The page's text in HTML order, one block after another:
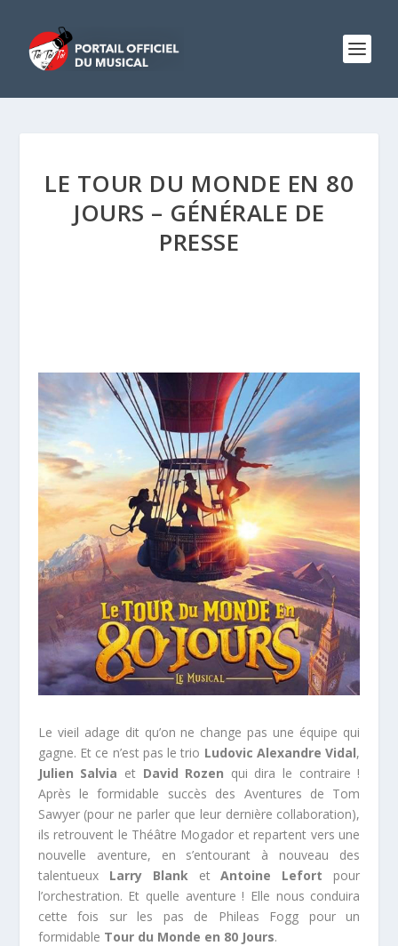
LE TOUR DU MONDE EN 80
JOURS – GÉNÉRALE DE
PRESSE
Le vieil adage dit qu’on ne change pas une équipe qui
gagne. Et ce n’est pas le trio Ludovic Alexandre Vidal,
Julien Salvia et David Rozen qui dira le contraire !
Après le formidable succès des Aventures de Tom
Sawyer (pour ne parler que leur dernière collaboration),
ils retrouvent le Théâtre Mogador et repartent vers une
nouvelle aventure, en s’entourant à nouveau des
talentueux Larry BlanketAntoine Lefort pour
l’orchestration. Et quelle aventure ! Elle nous conduira
cette fois sur les pas de Phileas Fogg pour un
formidable Tour du Monde en 80 Jours.